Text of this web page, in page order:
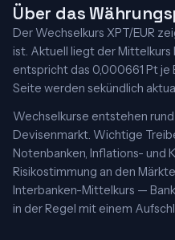
Über das
Der Wechselkurs XPT/EUR
ist. Aktuell liegt der Mittelkurs
entspricht das 0,000661 Pt je
Seite werden sekündlich
Wechselkurse entstehen
Devisenmarkt. Wichtige
Notenbanken, Inflations- und
Risikostimmung an den
Interbanken-Mittelkurs —
in der Regel mit einem